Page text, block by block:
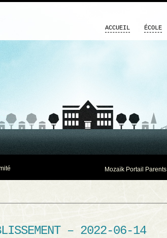
ACCUEIL ÉCOLE
Mozaïk Portail Parents
– 2022-06-14